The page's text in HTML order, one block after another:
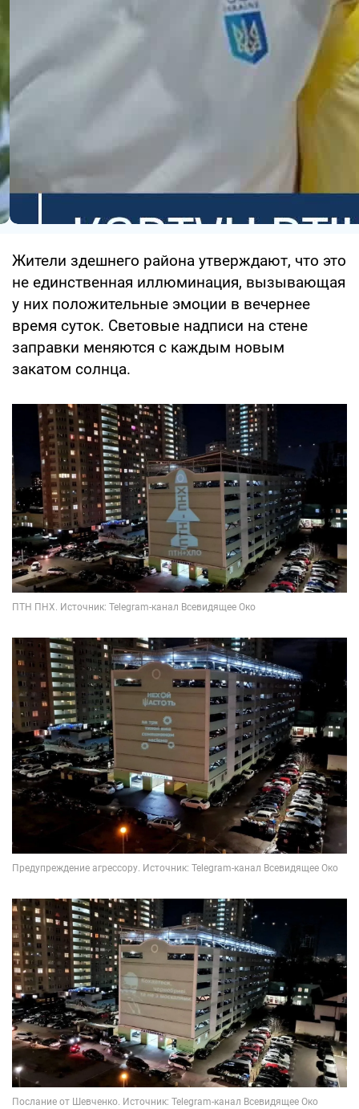
Жители здешнего района утверждают, что это
не единственная иллюминация, вызывающая
у них положительные эмоции в вечернее
время суток. Световые надписи на стене
заправки меняются с каждым новым
закатом солнца.